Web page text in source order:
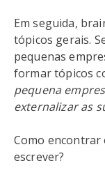
Em seguida,
tópicos gerais.
pequenas
formar tópicos
pequena
externalizar as
Como encontrar
escrever?